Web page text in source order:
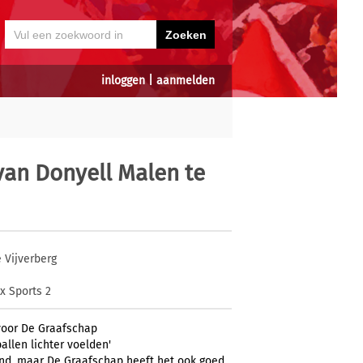
inloggen| aanmelden
Donyell Malen te
Vijverberg
Sports 2
De Graafschap
lichter voelden'